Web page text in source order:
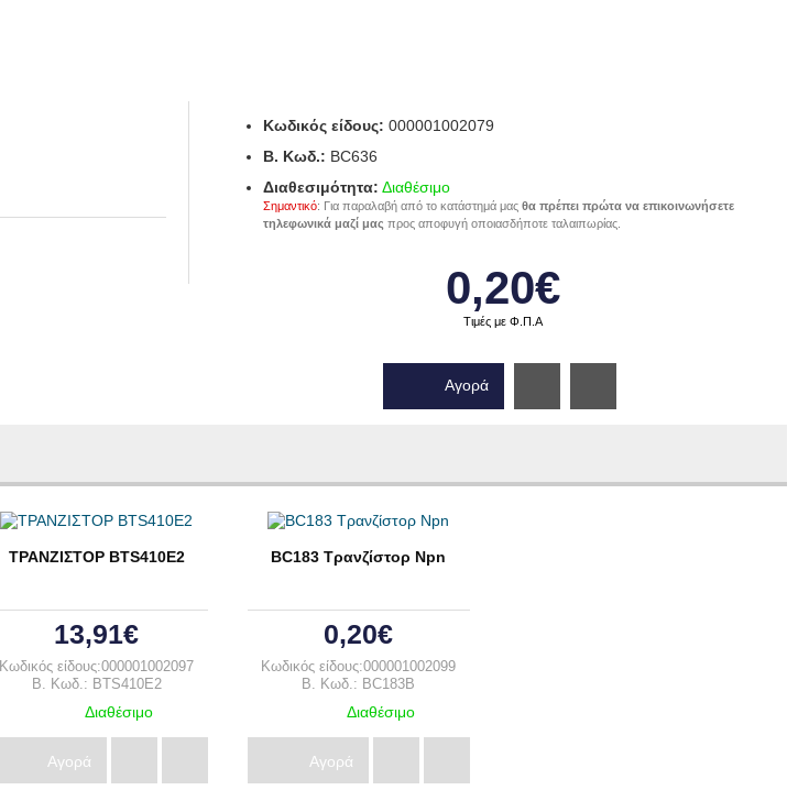
Κωδικός είδους: 000001002079
B. Κωδ.: BC636
Διαθεσιμότητα: Διαθέσιμο
Σημαντικό: Για παραλαβή από το κατάστημά μας θα πρέπει πρώτα να επικοινωνήσετε
τηλεφωνικά μαζί μας προς αποφυγή οποιασδήποτε ταλαιπωρίας.
0,20€
Τιμές με Φ.Π.Α
Αγορά
ΤΡΑΝΖΙΣΤΟΡ BTS410E2
13,91€
Κωδικός είδους:000001002097
B. Κωδ.: BTS410E2
Διαθέσιμο
Αγορά
BC183 Τρανζίστορ Npn
0,20€
Κωδικός είδους:000001002099
B. Κωδ.: BC183B
Διαθέσιμο
Αγορά